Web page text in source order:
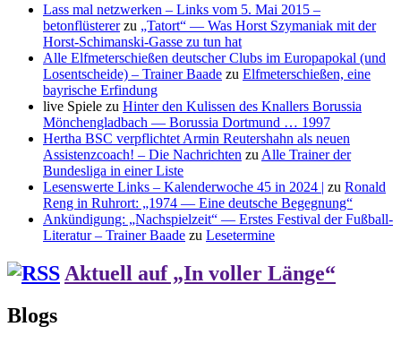
Lass mal netzwerken – Links vom 5. Mai 2015 –
betonflüstererzu „Tatort“ — Was Horst Szymaniak mit der
Horst-Schimanski-Gasse zu tun hat
Alle Elfmeterschießen deutscher Clubs im Europapokal (und
Losentscheide) – Trainer Baade zu Elfmeterschießen, eine
bayrische Erfindung
live Spiele zu Hinter den Kulissen des Knallers Borussia
Mönchengladbach — Borussia Dortmund … 1997
Hertha BSC verpflichtet Armin Reutershahn als neuen
Assistenzcoach! – Die Nachrichten zu Alle Trainer der
Bundesliga in einer Liste
Lesenswerte Links – Kalenderwoche 45 in 2024 | zu Ronald
Reng in Ruhrort: „1974 — Eine deutsche Begegnung“
Ankündigung: „Nachspielzeit“ — Erstes Festival der Fußball-
Literatur – Trainer Baade zu Lesetermine
Aktuell auf „In voller Länge“
Blogs